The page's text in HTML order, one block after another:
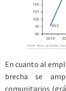
En cuanto al
brecha se
comunitarios